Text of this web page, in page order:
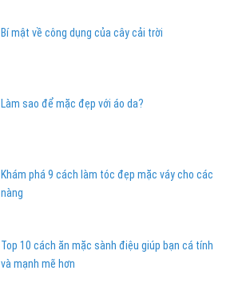
Bí mật về công dụng của cây cải trời
Làm sao để mặc đẹp với áo da?
Khám phá 9 cách làm tóc đẹp mặc váy cho các
nàng
Top 10 cách ăn mặc sành điệu giúp bạn cá tính
và mạnh mẽ hơn